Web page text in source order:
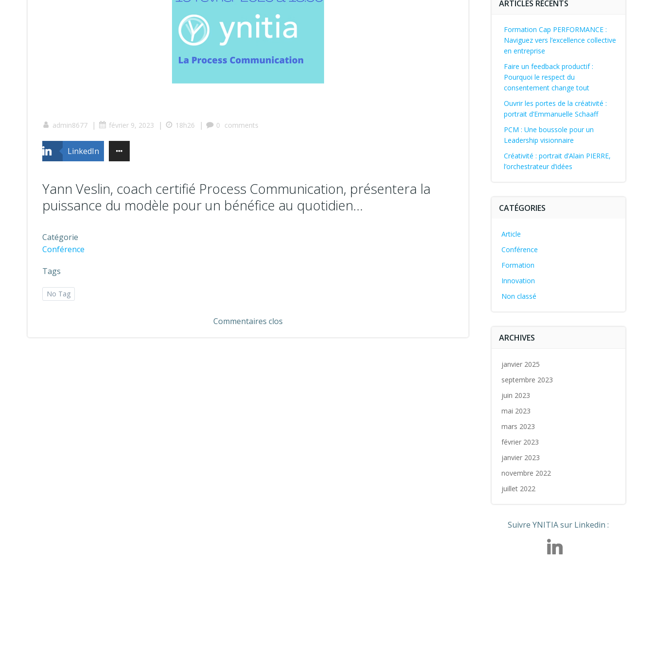
admin8677 | février 9, 2023 | 18h26 | 0 comments
LinkedIn
Yann Veslin, coach certifié Process Communication, présentera la
puissance du modèle pour un bénéfice au quotidien…
Catégorie
Conférence
Tags
No Tag
Commentaires clos
ARTICLES RÉCENTS
Formation Cap PERFORMANCE :
Naviguez vers l’excellence collective
en entreprise
Faire un feedback productif :
Pourquoi le respect du
consentement change tout
Ouvrir les portes de la créativité :
portrait d’Emmanuelle Schaaff
PCM : Une boussole pour un
Leadership visionnaire
Créativité : portrait d’Alain PIERRE,
l’orchestrateur d’idées
CATÉGORIES
Article
Conférence
Formation
Innovation
Non classé
ARCHIVES
janvier 2025
septembre 2023
juin 2023
mai 2023
mars 2023
février 2023
janvier 2023
novembre 2022
juillet 2022
Suivre YNITIA sur Linkedin :